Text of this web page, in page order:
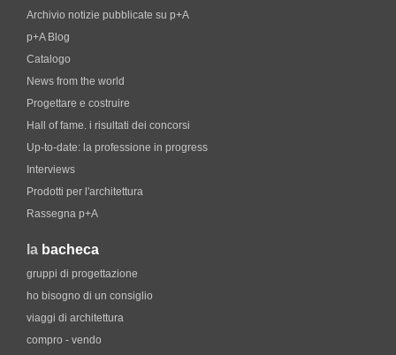
Archivio notizie pubblicate su p+A
p+A Blog
Catalogo
News from the world
Progettare e costruire
Hall of fame. i risultati dei concorsi
Up-to-date: la professione in progress
Interviews
Prodotti per l'architettura
Rassegna p+A
la bacheca
gruppi di progettazione
ho bisogno di un consiglio
viaggi di architettura
compro - vendo